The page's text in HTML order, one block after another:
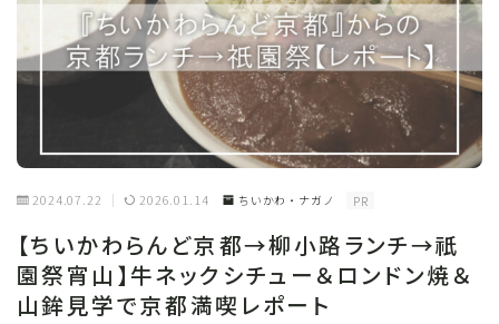
2024.07.22 2026.01.14 ちいかわ・ナガノ PR
【ちいかわらんど京都→柳小路ランチ→祇
園祭宵山】牛ネックシチュー＆ロンドン焼＆
山鉾見学で京都満喫レポート